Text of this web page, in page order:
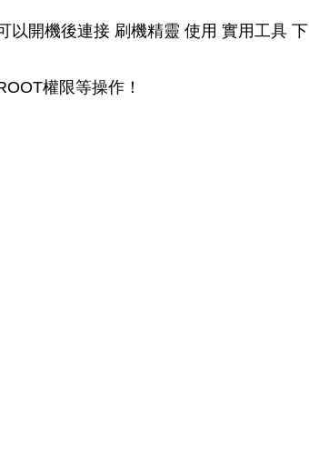
開機後連接 刷機精靈 使用 實用工具 下
權限等操作！